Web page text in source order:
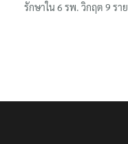
รักษาใน 6 รพ. วิกฤต 9 ราย